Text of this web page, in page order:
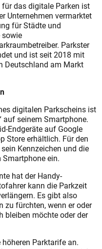
das digitale Parken ist
Unternehmen vermarktet
für Städte und
sowie
Parkster
und ist seit 2018 mit
Deutschland am Markt
digitalen Parkscheins ist
auf seinem Smartphone.
Endgeräte auf Google
Store erhältlich. Für den
Kennzeichen und die
ein.
hat der Handy-
kann die Parkzeit
Es gibt also
zu fürchten, wenn er oder
bleiben möchte oder der
Parktarife an.